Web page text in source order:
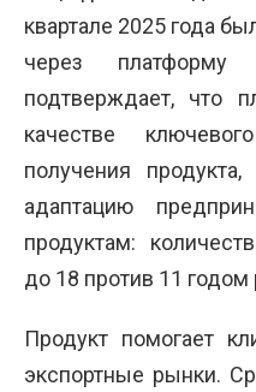
квартале 2025 года
через
подтверждает, что
качестве
получения
адаптацию
продуктам:
до 18 против 11 годом
Продукт помогает
экспортные рынки.